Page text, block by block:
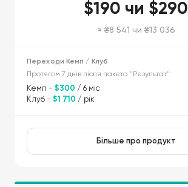
$190 чи $290
≈ ₴8 541 чи ₴13 036
Протягом 7 днів після пакета "Результат":
Кемп - $300 / 6 міс
Клуб - $1 710 / рік
Більше про продукт